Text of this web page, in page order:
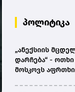
პოლიტიკა
„ანექსიის
დარჩება“ -
მოსკოვს